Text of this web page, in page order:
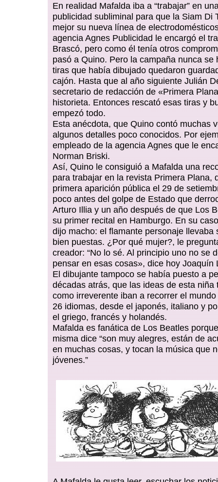
En realidad Mafalda iba a “trabajar” en
publicidad subliminal para que la Siam Di
mejor su nueva línea de
agencia Agnes Publicidad le encargó el
Brascó, pero como él tenía otros
pasó a Quino. Pero la campaña nunca se
tiras que había dibujado quedaron
cajón. Hasta que al año siguiente Julián
secretario de redacción de «Primera
historieta. Entonces rescató esas tiras y
empezó todo.
Esta anécdota, que Quino contó muchas
algunos detalles poco conocidos. Por
empleado de la agencia Agnes que le
Norman Briski.
Así, Quino le consiguió a Mafalda una
para trabajar en la revista Primera Plana,
primera aparición pública el 29 de
poco antes del golpe de Estado que
Arturo Illia y un año después de que Los
su primer recital en Hamburgo. En su
dijo macho: el flamante personaje llevaba
bien puestas. ¿Por qué mujer?, le
creador: “No lo sé. Al principio uno no se
pensar en esas cosas», dice hoy Joaquín
El dibujante tampoco se había puesto a
décadas atrás, que las ideas de esta niña
como irreverente iban a recorrer el
26 idiomas, desde el japonés, italiano y
el griego, francés y holandés.
Mafalda es fanática de Los Beatles
misma dice “son muy alegres, están de
en muchas cosas, y tocan la música que
jóvenes.”